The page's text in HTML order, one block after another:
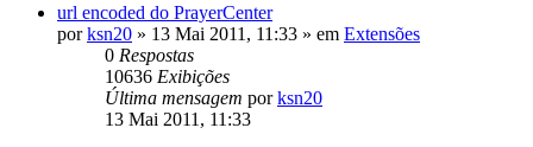
url encoded do PrayerCenter
porksn20 » 13 Mai 2011, 11:33 » em Extensões
0 Respostas
10636 Exibições
Última mensagem porksn20
13 Mai 2011, 11:33